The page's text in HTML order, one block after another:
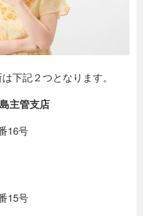
下記２つとなります。
主管支店
16号
15号